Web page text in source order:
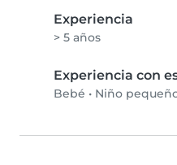
Experiencia
> 5 años
Experiencia con
Bebé • Niño